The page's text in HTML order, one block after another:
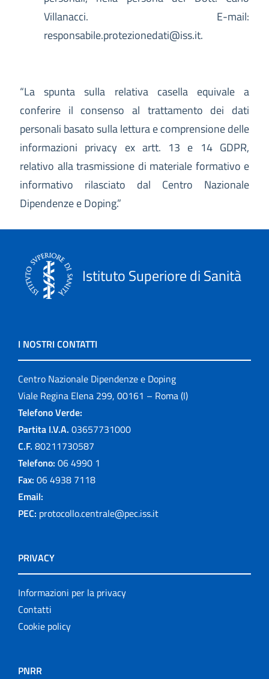
Villanacci. E-mail:
responsabile.protezionedati@iss.it.
“La spunta sulla relativa casella equivale a
conferire il consenso al trattamento dei dati
personali basato sulla lettura e comprensione delle
informazioni privacy ex artt. 13 e 14 GDPR,
relativo alla trasmissione di materiale formativo e
informativo rilasciato dal Centro Nazionale
Dipendenze e Doping.”
Istituto Superiore di Sanità
I NOSTRI CONTATTI
Centro Nazionale Dipendenze e Doping
Viale Regina Elena 299, 00161 – Roma (I)
Telefono Verde:
Partita I.V.A. 03657731000
C.F. 80211730587
Telefono: 06 4990 1
Fax: 06 4938 7118
Email:
PEC: protocollo.centrale@pec.iss.it
PRIVACY
Informazioni per la privacy
Contatti
Cookie policy
PNRR